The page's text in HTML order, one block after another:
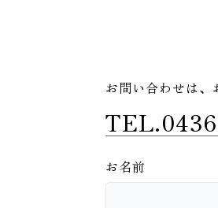
お問い合わせは、
お名前